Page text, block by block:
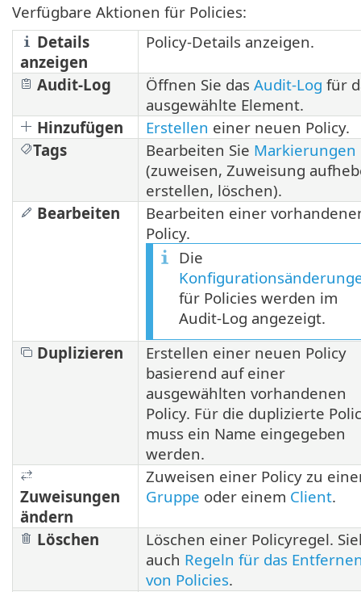
Verfügbare Aktionen für Policies:
Details
anzeigen
Policy-Details anzeigen.
Audit-Log Öffnen Sie das Audit-Log für
ausgewählte Element.
Hinzufügen
Erstellen einer neuen Policy.
Tags
Bearbeiten Sie Markierungen
(zuweisen, Zuweisung
erstellen, löschen).
Bearbeiten
Bearbeiten einer
Policy.
Die
für Policies werden im
Audit-Log angezeigt.
Duplizieren
Erstellen einer neuen Policy
basierend auf einer
ausgewählten vorhandenen
Policy. Für die duplizierte
muss ein Name eingegeben
werden.
Zuweisungen
ändern
Zuweisen einer Policy zu
Gruppe oder einem Client.
Löschen
Löschen einer Policyregel.
auch Regeln für das
von Policies.